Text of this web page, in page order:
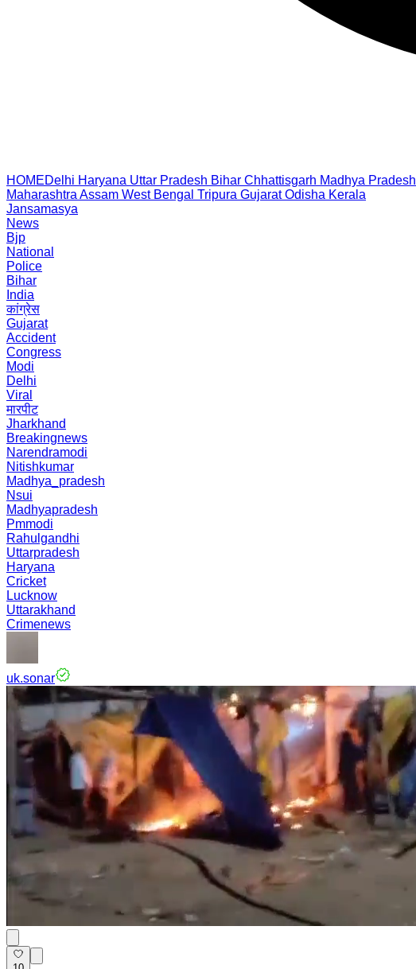
HOMEDelhi Haryana Uttar Pradesh Bihar Chhattisgarh Madhya Pradesh
Maharashtra Assam West Bengal Tripura Gujarat Odisha Kerala
Jansamasya
News
Bjp
National
Police
Bihar
India
कांग्रेस
Gujarat
Accident
Congress
Modi
Delhi
Viral
मारपीट
Jharkhand
Breakingnews
Narendramodi
Nitishkumar
Madhya_pradesh
Nsui
Madhyapradesh
Pmmodi
Rahulgandhi
Uttarpradesh
Haryana
Cricket
Lucknow
Uttarakhand
Crimenews
uk.sonar